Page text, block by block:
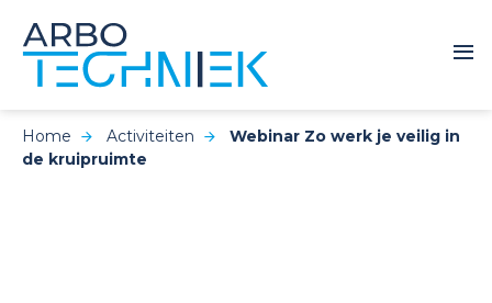
Home Activiteiten
Webinar Zo werk je veilig in
de kruipruimte